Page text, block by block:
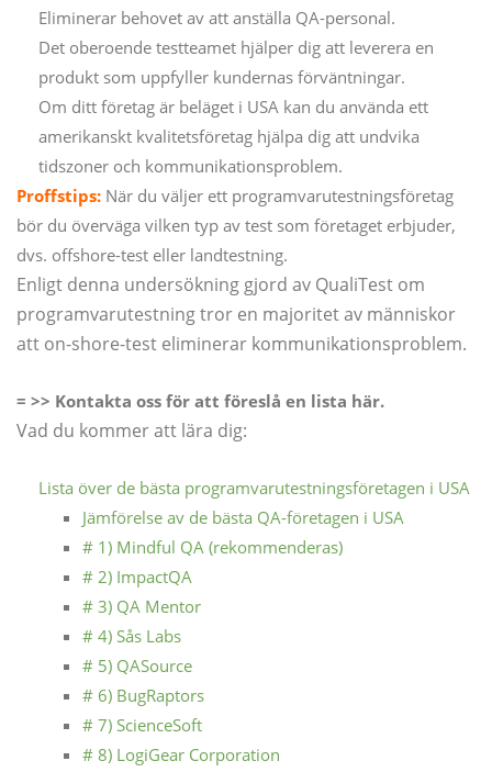
Eliminerar behovet av att anställa QA-personal.
Det oberoende testteamet hjälper dig att leverera en
produkt som uppfyller kundernas förväntningar.
Om ditt företag är beläget i USA kan du använda ett
amerikanskt kvalitetsföretag hjälpa dig att undvika
tidszoner och kommunikationsproblem.
Proffstips: När du väljer ett programvarutestningsföretag
bör du överväga vilken typ av test som företaget erbjuder,
dvs. offshore-test eller landtestning.
Enligt denna undersökning gjord av QualiTest om
programvarutestning tror en majoritet av människor
att on-shore-test eliminerar kommunikationsproblem.
= >> Kontakta oss för att föreslå en lista här.
Vad du kommer att lära dig:
Lista över de bästa programvarutestningsföretagen i USA
Jämförelse av de bästa QA-företagen i USA
# 1) Mindful QA (rekommenderas)
# 2) ImpactQA
# 3) QA Mentor
# 4) Sås Labs
# 5) QASource
# 6) BugRaptors
# 7) ScienceSoft
# 8) LogiGear Corporation